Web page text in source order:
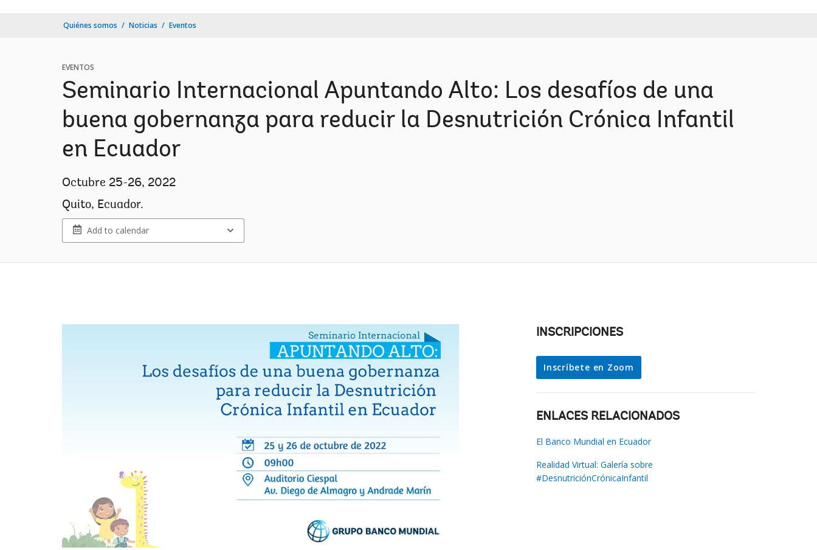
Quiénes somos Noticias Eventos
EVENTOS
Seminario Internacional Apuntando Alto: Los desafíos de una
buena gobernanza para reducir la Desnutrición Crónica Infantil
en Ecuador
Octubre 25-26, 2022
Quito, Ecuador.
Add to calendar
INSCRIPCIONES
Inscríbete en Zoom
ENLACES RELACIONADOS
El Banco Mundial en Ecuador
Realidad Virtual: Galería sobre
#DesnutriciónCrónicaInfantil